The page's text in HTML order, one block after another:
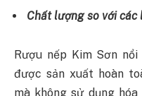
Chất lượng so với các
Rượu nếp Kim Sơn
được sản xuất hoàn
mà không sử dụng